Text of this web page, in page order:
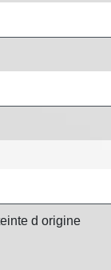
d origine